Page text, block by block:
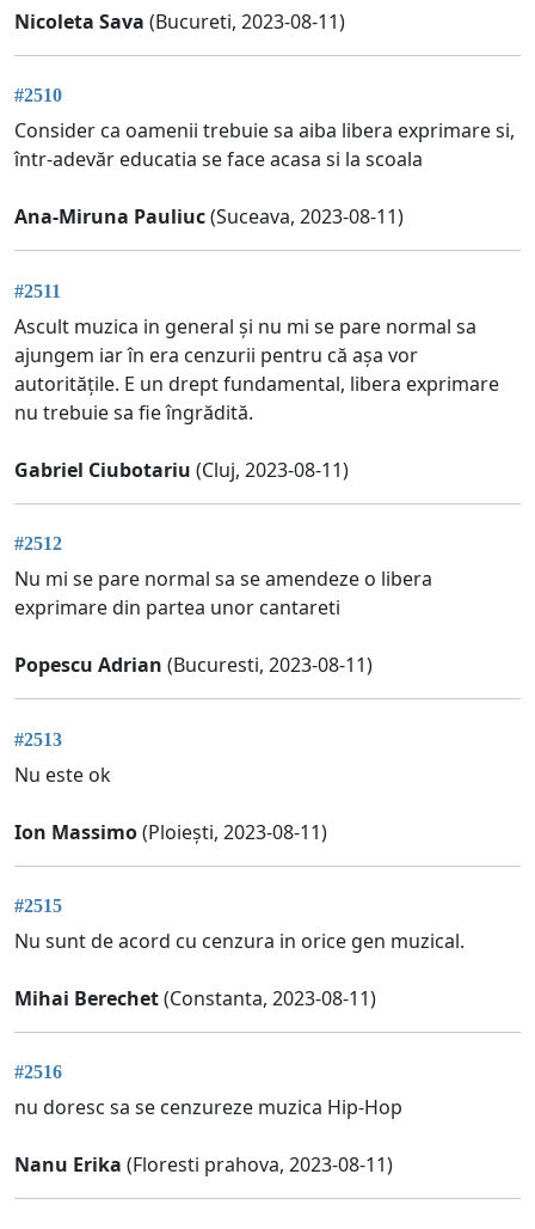
Nicoleta Sava (Bucureti, 2023-08-11)
#2510
Consider ca oamenii trebuie sa aiba libera exprimare si,
într-adevăr educatia se face acasa si la scoala
Ana-Miruna Pauliuc(Suceava, 2023-08-11)
#2511
Ascult muzica in general și nu mi se pare normal sa
ajungem iar în era cenzurii pentru că așa vor
autoritățile. E un drept fundamental, libera exprimare
nu trebuie sa fie îngrădită.
Gabriel Ciubotariu (Cluj, 2023-08-11)
#2512
Nu mi se pare normal sa se amendeze o libera
exprimare din partea unor cantareti
Popescu Adrian (Bucuresti, 2023-08-11)
#2513
Nu este ok
Ion Massimo(Ploiești, 2023-08-11)
#2515
Nu sunt de acord cu cenzura in orice gen muzical.
Mihai Berechet(Constanta, 2023-08-11)
#2516
nu doresc sa se cenzureze muzica Hip-Hop
Nanu Erika (Floresti prahova, 2023-08-11)